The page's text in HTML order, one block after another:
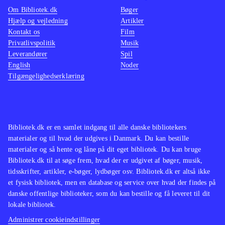
og viser motocross-sporten, som man
ellers kun kan drømme om som fan.
Spillet egner sig fortrinligt til at få
vennerne på besøg i multiplayer
delen. Grafikken er helt i top og de
mange forhindringer, som man racer
så her er en oplagt mulighed for at
give lånerne en stor oplevelse.
Bibliotek.dk er en samlet indgang til alle danske bibliotekers
materialer og til hvad der udgives i Danmark. Du kan bestille
materialer og så hente og låne på dit eget bibliotek. Du kan bruge
Bibliotek.dk til at søge frem, hvad der er udgivet af bøger, musik,
tidsskrifter, artikler, e-bøger, lydbøger osv. Bibliotek.dk er altså ikke
et fysisk bibliotek, men en database og service over hvad der findes på
danske offentlige biblioteker, som du kan bestille og få leveret til dit
lokale bibliotek.
Administrer cookieindstillinger
Om Bibliotek.dk
Hjælp og vejledning
Kontakt os
Privatlivspolitik
Leverandører
English
Tilgængelighedserklæring
Bøger
Artikler
Film
Musik
Spil
Noder